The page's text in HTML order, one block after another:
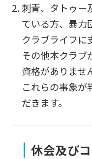
刺青、タトゥー
ている方、暴力
クラブライフに
その他本クラブ
資格がありませ
これらの事象が
だきます。
休会及び